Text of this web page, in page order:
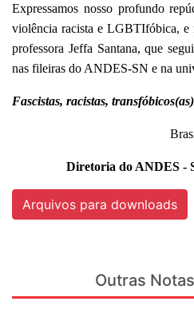
Expressamos nosso profundo
violência racista e LGBTIfóbica, e
professora Jeffa Santana, que
nas fileiras do ANDES-SN e na
Fascistas, racistas,
Diretoria do ANDES -
Arquivos para downloads
Outras